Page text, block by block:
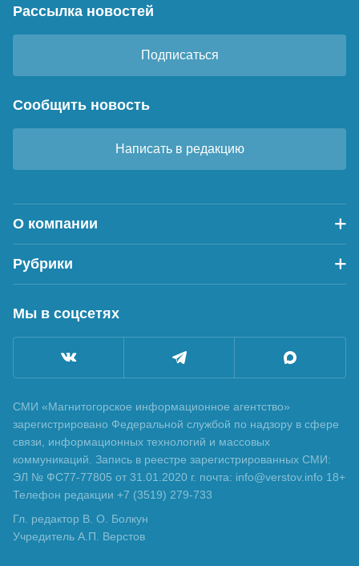
Рассылка новостей
Подписаться
Сообщить новость
Написать в редакцию
О компании
Рубрики
Мы в соцсетях
СМИ «Магнитогорское информационное агентство»
зарегистрировано Федеральной службой по надзору в сфере
связи, информационных технологий и массовых
коммуникаций. Запись в реестре зарегистрированных СМИ:
ЭЛ № ФС77-77805 от 31.01.2020 г. почта: info@verstov.info 18+
Телефон редакции +7 (3519) 279-733
Гл. редактор В. О. Болкун
Учредитель А.П. Верстов